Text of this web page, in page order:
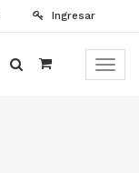
Ingresar
Menú